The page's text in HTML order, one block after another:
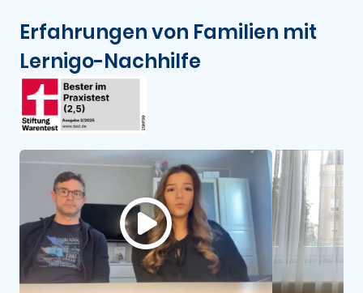
Erfahrungen von Familien mit
Lernigo-Nachhilfe